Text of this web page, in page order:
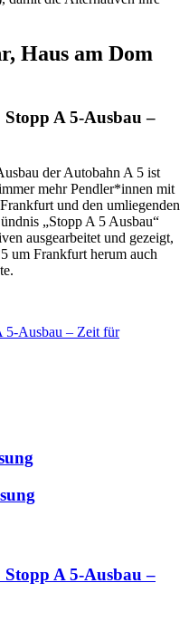
Haus am Dom
A 5-Ausbau –
der Autobahn A 5 ist
mehr Pendler*innen mit
und den umliegenden
„Stopp A 5 Ausbau“
ausgearbeitet und gezeigt,
um Frankfurt herum auch
5-Ausbau – Zeit für
A 5-Ausbau –